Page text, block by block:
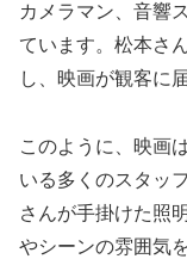
カメラマン、音響
ています。松本さ
し、映画が観客に
このように、映画
いる多くのスタッ
さんが手掛けた照
やシーンの雰囲気